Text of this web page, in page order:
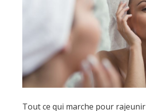
Tout ce qui marche pour rajeunir